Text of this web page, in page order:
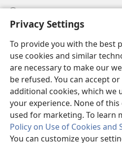
Privacy Settings
To provide you with the best
use cookies and similar
are necessary to make our
be refused. You can accept
additional cookies, which we
your experience. None of
used for marketing. To learn
Policy on Use of Cookies and
You can customize your
(opens
window)Watchtower ONLINE LIBRARY™
(opens
new
window)JW Hub ®
(opens
new
window)
Copyright© 2026 Watch Tower Bible